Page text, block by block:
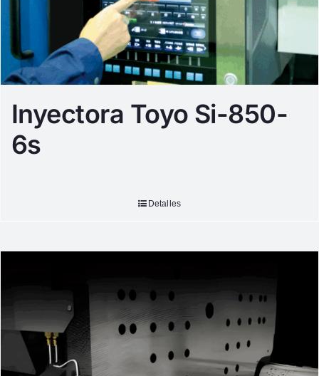
Inyectora Toyo Si-850-
6s
Detalles